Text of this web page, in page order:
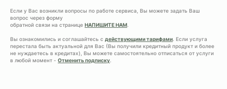
Если у Вас возникли вопросы по работе сервиса, Вы можете задать Ваш
вопрос через форму
обратной связи на странице НАПИШИТЕ НАМ.
Вы ознакомились и соглашайтесь с действующими тарифами. Если услуга
перестала быть актуальной для Вас (Вы получили кредитный продукт и более
не нуждаетесь в кредитах), Вы можете самостоятельно отписаться от услуги
в любой момент - Отменить подписку.